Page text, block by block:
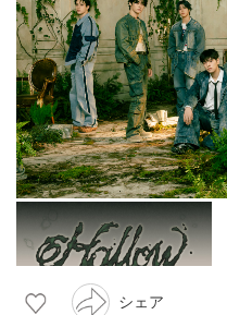
シェア